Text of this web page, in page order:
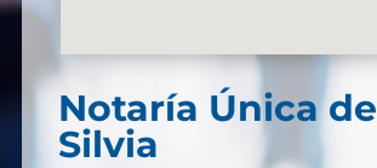
Notaría Única de
Silvia